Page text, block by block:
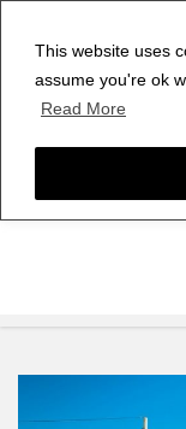
This website uses
assume you're ok
Read More